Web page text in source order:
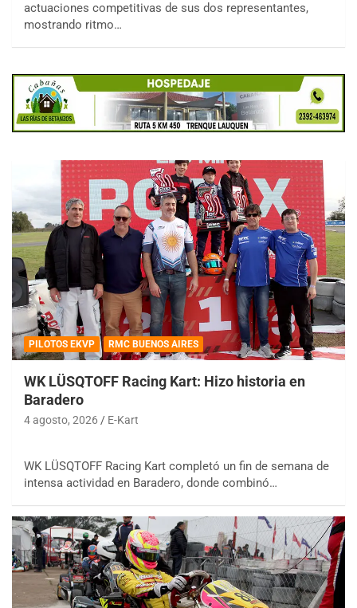
actuaciones competitivas de sus dos representantes,
mostrando ritmo…
PILOTOS EKVP RMC BUENOS AIRES
WK LÜSQTOFF Racing Kart: Hizo historia en
Baradero
4 agosto, 2026 E-Kart
WK LÜSQTOFF Racing Kart completó un fin de semana de
intensa actividad en Baradero, donde combinó…